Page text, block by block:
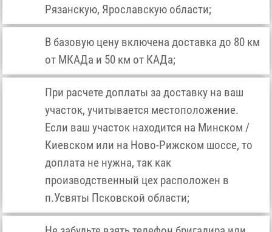
Рязанскую, Ярославскую области;
В базовую цену включена доставка до 80 км
от МКАДа и 50 км от КАДа;
При расчете доплаты за доставку на ваш
участок, учитывается местоположение.
Если ваш участок находится на Минском /
Киевском или на Ново-Рижском шоссе, то
доплата не нужна, так как
производственный цех расположен в
п.Усвяты Псковской области;